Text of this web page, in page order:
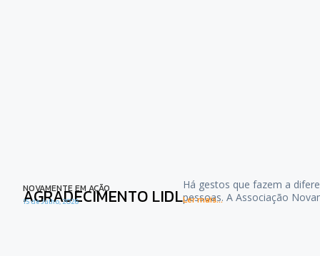
NOVAMENTE EM AÇÃO
AGRADECIMENTO LIDL
15 de Julho, 2026
Há gestos que fazem a
pessoas. A Associação
Ler mais...